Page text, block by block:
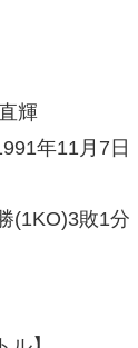
輝
年11月7日
(1KO)3敗1分